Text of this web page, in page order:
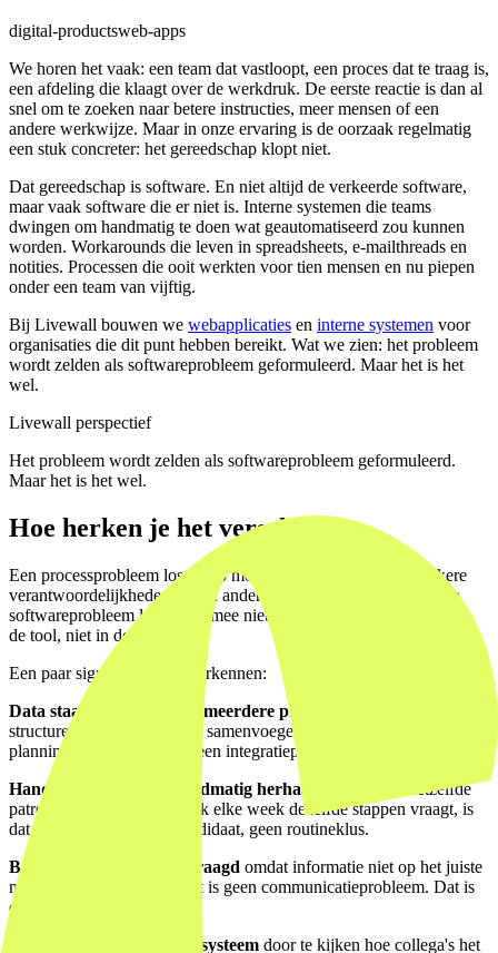
digital-productsweb-apps
We horen het vaak: een team dat vastloopt, een proces dat te traag is,
een afdeling die klaagt over de werkdruk. De eerste reactie is dan al
snel om te zoeken naar betere instructies, meer mensen of een
andere werkwijze. Maar in onze ervaring is de oorzaak regelmatig
een stuk concreter: het gereedschap klopt niet.
Dat gereedschap is software. En niet altijd de verkeerde software,
maar vaak software die er niet is. Interne systemen die teams
dwingen om handmatig te doen wat geautomatiseerd zou kunnen
worden. Workarounds die leven in spreadsheets, e-mailthreads en
notities. Processen die ooit werkten voor tien mensen en nu piepen
onder een team van vijftig.
Bij Livewall bouwen we webapplicaties en interne systemen voor
organisaties die dit punt hebben bereikt. Wat we zien: het probleem
wordt zelden als softwareprobleem geformuleerd. Maar het is het
wel.
Livewall perspectief
Het probleem wordt zelden als softwareprobleem geformuleerd.
Maar het is het wel.
Hoe herken je het verschil?
Een processprobleem lost je op met betere afspraken, duidelijkere
verantwoordelijkheden of een andere volgorde van stappen. Een
softwareprobleem los je daarmee niet op, want de bottleneck zit in
de tool, niet in de intentie.
Een paar signalen die we herkennen:
Data staat verspreid over meerdere plekken
structureel tijd kwijt aan het samenvoegen ervan. Dat is geen
planningsprobleem. Dat is een integratieprobleem.
Handelingen worden handmatig herhaald
die telkens hetzelfde
patroon volgen. Als een taak elke week dezelfde stappen vraagt, is
dat een automatiseringskandidaat, geen routineklus.
Beslissingen worden vertraagd omdat informatie niet op het juiste
moment beschikbaar is. Dat is geen communicatieprobleem. Dat is
een dashboardprobleem.
Nieuwe mensen leren het systeem door te kijken hoe collega's het